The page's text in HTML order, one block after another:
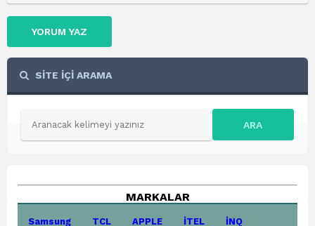
YORUM YAZ
SİTE İÇİ ARAMA
ARA
MARKALAR
Samsung TCL APPLE İTEL İNQ